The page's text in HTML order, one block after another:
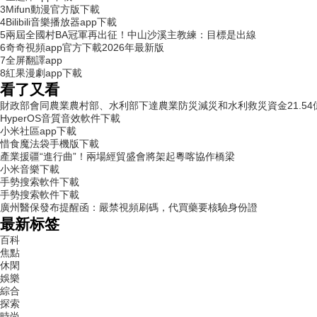
3Mifun動漫官方版下載
4Bilibili音樂播放器app下載
5兩屆全國村BA冠軍再出征！中山沙溪主教練：目標是出線
6奇奇視頻app官方下載2026年最新版
7全屏翻譯app
8紅果漫劇app下載
看了又看
財政部會同農業農村部、水利部下達農業防災減災和水利救災資金21.54
HyperOS音質音效軟件下載
小米社區app下載
惜食魔法袋手機版下載
產業援疆“進行曲”！兩場經貿盛會將架起粵喀協作橋梁
小米音樂下載
手勢搜索軟件下載
手勢搜索軟件下載
廣州醫保發布提醒函：嚴禁視頻刷碼，代買藥要核驗身份證
最新标签
百科
焦點
休閑
娛樂
綜合
探索